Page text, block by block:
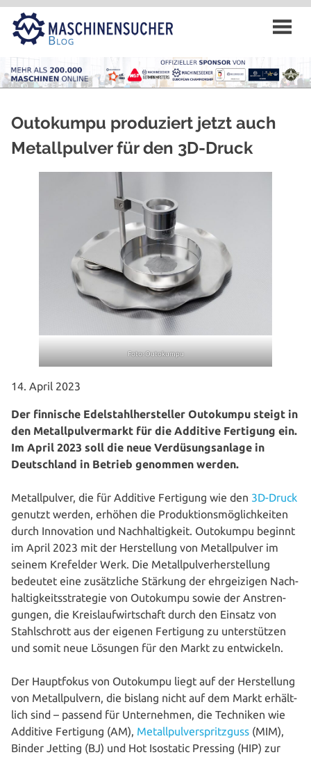
Zum
Inhalt
springen
Outokumpu produziert jetzt auch
Metallpulver für den 3D-Druck
Foto: Outokumpu
14. April 2023
Der finnische Edel­stahl­her­stel­ler Outokumpu steigt in
den Metall­pul­ver­markt für die Additive Fertigung ein.
Im April 2023 soll die neue Ver­dü­sungs­an­la­ge in
Deutsch­land in Betrieb genommen werden.
Metall­pul­ver, die für Additive Fertigung wie den 3D-Druck
genutzt werden, erhöhen die Pro­duk­ti­ons­mög­lich­kei­ten
durch Inno­va­ti­on und Nach­hal­tig­keit. Outokumpu beginnt
im April 2023 mit der Her­stel­lung von Metall­pul­ver im
seinem Krefelder Werk. Die Metall­pul­ver­her­stel­lung
bedeutet eine zusätz­li­che Stärkung der ehr­gei­zi­gen Nach­
hal­tig­keits­stra­te­gie von Outokumpu sowie der Anstren­
gun­gen, die Kreis­lauf­wirt­schaft durch den Einsatz von
Stahl­schrott aus der eigenen Fertigung zu unter­stüt­zen
und somit neue Lösungen für den Markt zu entwickeln.
Der Haupt­fo­kus von Outokumpu liegt auf der Her­stel­lung
von Metall­pul­vern, die bislang nicht auf dem Markt erhält­
lich sind – passend für Unter­neh­men, die Techniken wie
Additive Fertigung (AM), Metall­pul­ver­spritz­guss (MIM),
Binder Jetting (BJ) und Hot Isostatic Pressing (HIP) zur